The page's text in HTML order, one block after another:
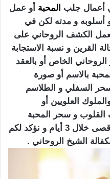
أعمال جلب المحبة أو عمل
أسلوبه و مدته لكن في
الكشف الروحاني على
القرين و نسبة الاستجابة
الخاص أو بالعقد
بالاسم أو صورة
السفلي و الطلاسم
العلويين أو
القلوب و سحر المحبة
والقبول حيث يتم العمل كـ حد أقصى خلال 3 أيام و نؤكد لكم
الشيخ الروحاني .